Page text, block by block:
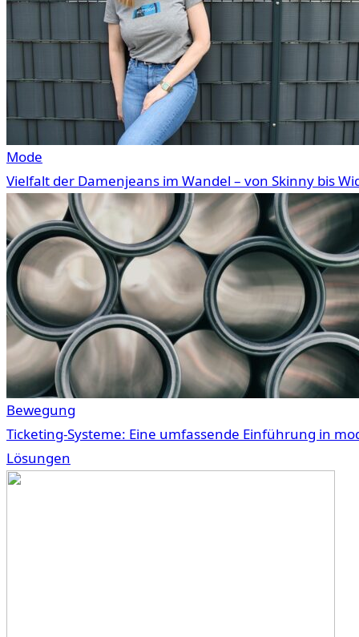
Mode
Vielfalt der Damenjeans im Wandel – von Skinny bis
Bewegung
Ticketing-Systeme: Eine umfassende Einführung in
Lösungen